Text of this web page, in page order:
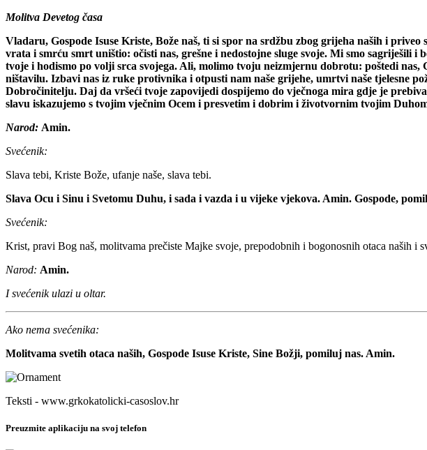
Molitva Devetog časa
Vladaru, Gospode Isuse Kriste, Bože naš, ti si spor na srdžbu zbog grijeha naših i
vrata i smrću smrt uništio: očisti nas, grešne i nedostojne sluge svoje. Mi smo sagriješili
tvoje i hodismo po volji srca svojega. Ali, molimo tvoju neizmjernu dobrotu: poštedi nas,
ništavilu. Izbavi nas iz ruke protivnika i otpusti nam naše grijehe, umrtvi naše tjelesne
Dobročinitelju. Daj da vršeći tvoje zapovijedi dospijemo do vječnoga mira gdje je
slavu iskazujemo s tvojim vječnim Ocem i presvetim i dobrim i životvornim tvojim
Narod: Amin.
Svećenik:
Slava tebi, Kriste Bože, ufanje naše, slava tebi.
Slava Ocu i Sinu i Svetomu Duhu, i sada i vazda i u vijeke vjekova. Amin. Gospode,
Svećenik:
Krist, pravi Bog naš, molitvama prečiste Majke svoje, prepodobnih i bogonosnih otaca naših i
Narod: Amin.
I svećenik ulazi u oltar.
Ako nema svećenika:
Molitvama svetih otaca naših, Gospode Isuse Kriste, Sine Božji, pomiluj nas. Amin.
Teksti - www.grkokatolicki-casoslov.hr
Preuzmite aplikaciju na svoj telefon